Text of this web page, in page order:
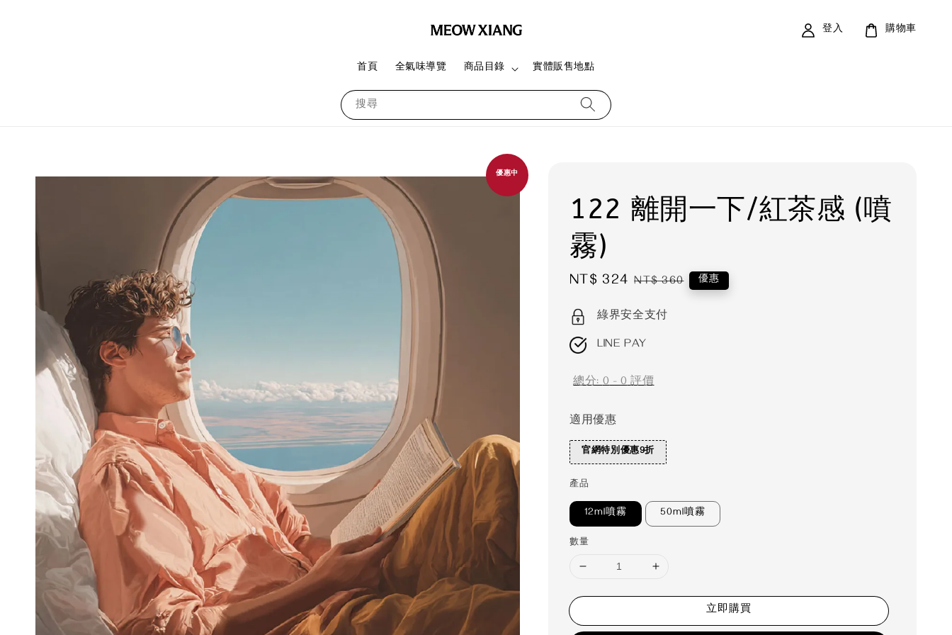
搜尋
首頁 全氣味導覽 商品目錄 實體販售地點
登入 購物車
優惠中
122 離開一下/紅茶感 (噴
霧)
Sale
NT$ 324 Regular
NT$ 360 優惠
綠界安全支付
LINE PAY
總分:0-0評價
適用優惠
官網特別優惠9折
產品
12ml噴霧 50ml噴霧
數量
立即購買